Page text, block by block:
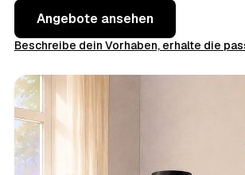
Angebote ansehen
Beschreibe dein Vorhaben, erhalte die